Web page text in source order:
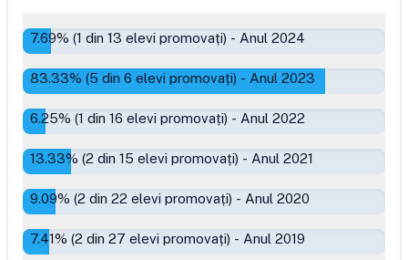
7.69% (1 din 13 elevi promovați) - Anul 2024
83.33% (5 din 6 elevi promovați) - Anul 2023
6.25% (1 din 16 elevi promovați) - Anul 2022
13.33% (2 din 15 elevi promovați) - Anul 2021
9.09% (2 din 22 elevi promovați) - Anul 2020
7.41% (2 din 27 elevi promovați) - Anul 2019